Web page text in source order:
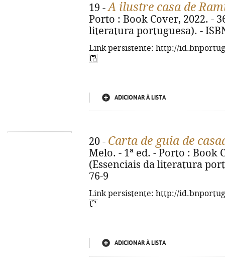
19 -A ilustre casa de
Porto : Book Cover, 2022. -
literatura portuguesa). -
Link persistente: http://
ADICIONAR À LISTA
20 - Carta de guia de
Melo. - 1ª ed. - Porto : Book
(Essenciais da literatura
76-9
Link persistente: http://
ADICIONAR À LISTA